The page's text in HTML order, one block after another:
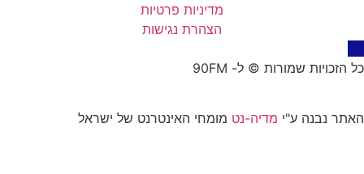
מדיניות פרטיות
הצהרת נגישות
כל הזכויות שמורות © ל- 90FM
האתר נבנה ע"י מדיה-נט מומחי האינטרנט של ישראל